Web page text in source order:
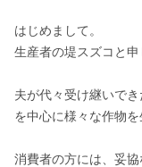
はじめまして。
生産者の堤スズコと申
夫が代々受け継いで
を中心に様々な作物を
消費者の方には、妥